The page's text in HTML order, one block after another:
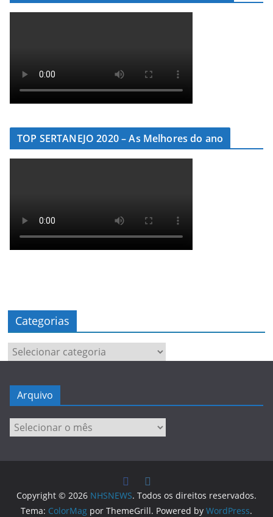
TOP SERTANEJO 2020 – As Melhores do ano
Categorias
Categorias
Arquivo
Arquivo
Copyright © 2026 NHSNEWS. Todos os direitos reservados.
Tema: ColorMag por ThemeGrill. Powered by WordPress.